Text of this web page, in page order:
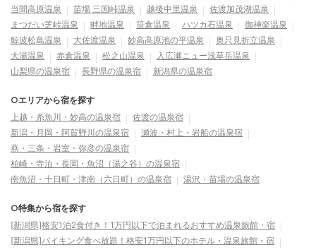
当間高原温泉
苗場 三国峠温泉 越後中里温泉
佐渡加茂湖温泉
まつだい芝峠温泉
畔地温泉 笹倉温泉 ハツカ石温泉
御神楽温泉
鯨波松島温泉
大佐渡温泉 妙高高原池の平温泉
奥只見折立温泉
大湯温泉
赤倉温泉 松之山温泉
入広瀬ニュー浅草岳温泉
山梨県の温泉宿
長野県の温泉宿 新潟県の温泉宿
○エリアから宿を探す
上越・糸魚川・妙高の温泉宿
佐渡の温泉宿
新潟・月岡・阿賀野川の温泉宿
瀬波・村上・岩船の温泉宿
燕・三条・岩室・弥彦の温泉宿
柏崎・寺泊・長岡・魚沼（湯之谷）の温泉宿
南魚沼・十日町・津南（六日町）の温泉宿
湯沢・苗場の温泉宿
○特集から宿を探す
[新潟県]格安1泊2食付き！1万円以下で泊まれるおすすめ温泉旅館・宿
[新潟県]バイキング食べ放題！格安1万円以下のホテル・温泉旅館・宿